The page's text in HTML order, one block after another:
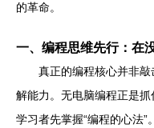
的革命。
一、编程思维先行：在
真正的编程核心并非
解能力。无电脑编程正是
学习者先掌握“编程的心法”